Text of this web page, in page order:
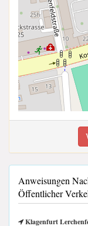
Anweisungen
Öffentlicher
Klagenfurt